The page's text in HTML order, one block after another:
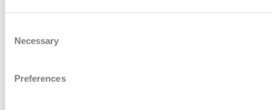
Selection
Necessary
Preferences
Zustelldienste beauftragt. Die
versichert.
b. Der Warenverkauf erfolgt